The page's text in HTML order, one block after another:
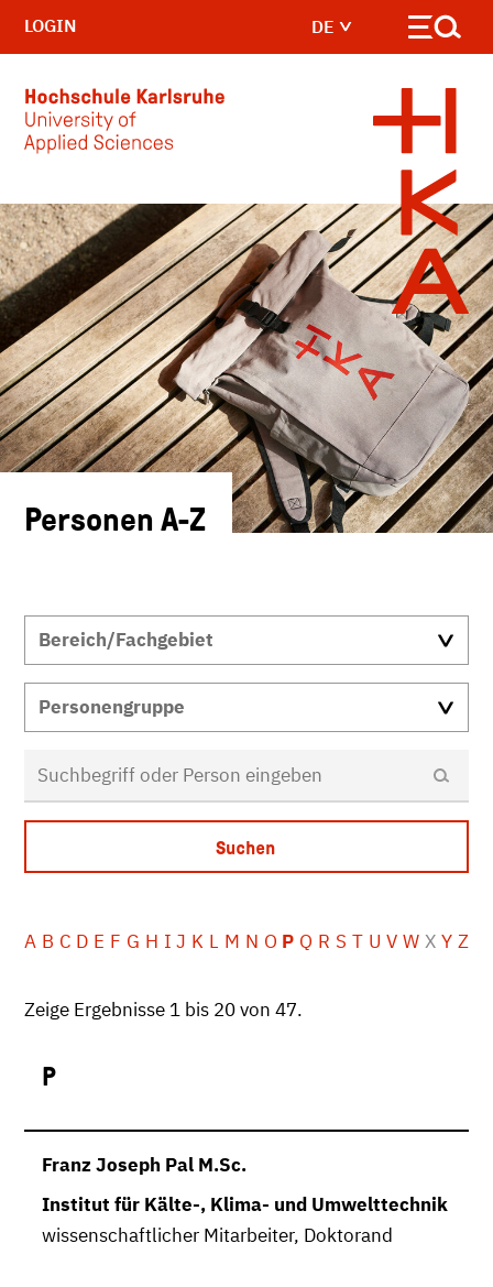
Skip to main content
DE
LOGIN
Personen A-Z
A B C D E F G H I J K L M N O P Q R S T U V W X Y Z
Zeige Ergebnisse 1 bis 20 von 47.
P
Franz Joseph Pal M.Sc.
Institut für Kälte-, Klima- und Umwelttechnik
wissenschaftlicher Mitarbeiter, Doktorand